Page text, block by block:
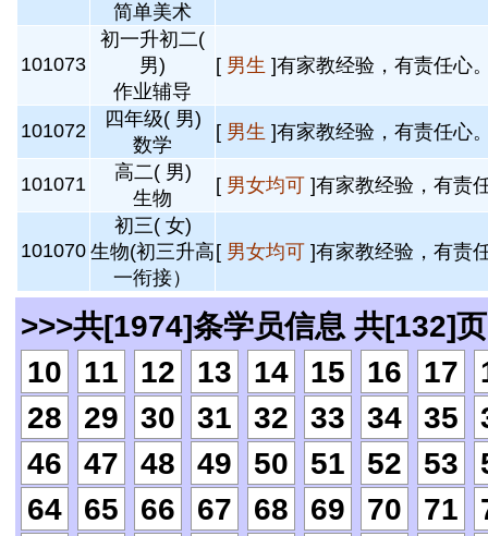
简单美术
101073
初一升初二(
男)
作业辅导
[ 男生 ]有家教经验，有责任心
101072
四年级( 男)
数学
[ 男生 ]有家教经验，有责任心
101071
高二( 男)
生物
[ 男女均可 ]有家教经验，有责
101070
初三( 女)
生物(初三升高
一衔接）
[ 男女均可 ]有家教经验，有责
>>>共[1974]条学员信息 共[132]
10
11 12 13 14 15 16 17
28
29 30 31 32 33 34 35
46
47 48 49 50 51 52 53
64
65 66 67 68 69 70 71